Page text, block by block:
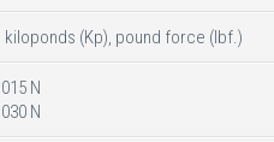
kiloponds (Kp), pound force (lbf.)
N
N